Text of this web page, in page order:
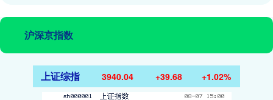
沪深京指数
上证综指 3940.04 +39.68 +1.02%